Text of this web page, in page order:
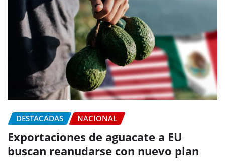
DESTACADAS NACIONAL
Exportaciones de aguacate a EU
buscan reanudarse con nuevo plan